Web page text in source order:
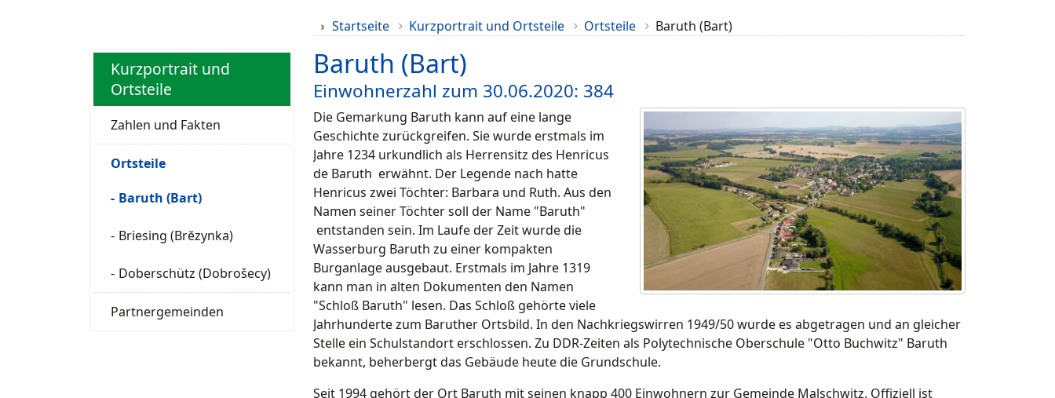
Startseite Kurzportrait und Ortsteile Ortsteile Baruth (Bart)
Kurzportrait und
Ortsteile
Zahlen und Fakten
Ortsteile
Baruth (Bart)
Briesing (Brĕzynka)
Doberschütz (Dobrošecy)
Partnergemeinden
Baruth (Bart)
Einwohnerzahl zum 30.06.2020: 384
Die Gemarkung Baruth kann auf eine lange
Geschichte zurückgreifen. Sie wurde erstmals im
Jahre 1234 urkundlich als Herrensitz des Henricus
de Baruth erwähnt. Der Legende nach hatte
Henricus zwei Töchter: Barbara und Ruth. Aus den
Namen seiner Töchter soll der Name "Baruth"
entstanden sein. Im Laufe der Zeit wurde die
Wasserburg Baruth zu einer kompakten
Burganlage ausgebaut. Erstmals im Jahre 1319
kann man in alten Dokumenten den Namen
"Schloß Baruth" lesen. Das Schloß gehörte viele
Jahrhunderte zum Baruther Ortsbild. In den Nachkriegswirren 1949/50 wurde es abgetragen und an gleicher
Stelle ein Schulstandort erschlossen. Zu DDR-Zeiten als Polytechnische Oberschule "Otto Buchwitz" Baruth
bekannt, beherbergt das Gebäude heute die Grundschule.
Seit 1994 gehört der Ort Baruth mit seinen knapp 400 Einwohnern zur Gemeinde Malschwitz. Offiziell ist